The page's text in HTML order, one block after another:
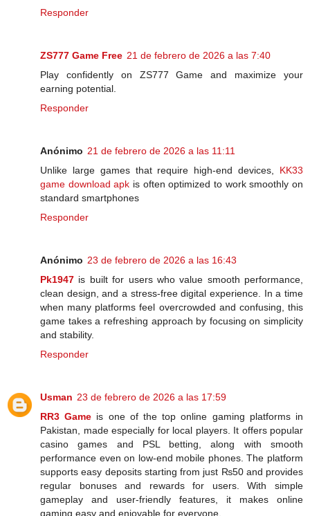
Responder
ZS777 Game Free 21 de febrero de 2026 a las 7:40
Play confidently on ZS777 Game and maximize your
earning potential.
Responder
Anónimo 21 de febrero de 2026 a las 11:11
Unlike large games that require high-end devices, KK33
game download apk is often optimized to work smoothly on
standard smartphones
Responder
Anónimo 23 de febrero de 2026 a las 16:43
Pk1947 is built for users who value smooth performance,
clean design, and a stress-free digital experience. In a time
when many platforms feel overcrowded and confusing, this
game takes a refreshing approach by focusing on simplicity
and stability.
Responder
Usman 23 de febrero de 2026 a las 17:59
RR3 Game is one of the top online gaming platforms in
Pakistan, made especially for local players. It offers popular
casino games and PSL betting, along with smooth
performance even on low-end mobile phones. The platform
supports easy deposits starting from just ₨50 and provides
regular bonuses and rewards for users. With simple
gameplay and user-friendly features, it makes online
gaming easy and enjoyable for everyone.